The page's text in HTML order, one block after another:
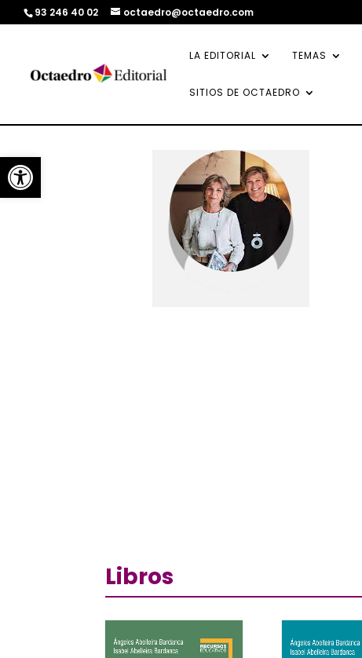
Abrir barra de herramientas
93 246 40 02 octaedro@octaedro.com
LA EDITORIAL TEMAS
SITIOS DE OCTAEDRO
Libros